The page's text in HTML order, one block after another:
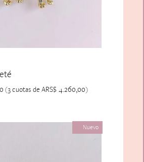
(3 cuotas de ARS$4.260,00)
Nuevo